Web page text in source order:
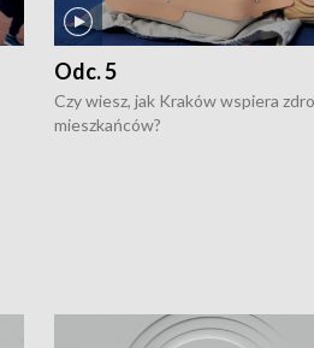
Odc. 5
Czy wiesz, jak Kraków wspiera
mieszkańców?